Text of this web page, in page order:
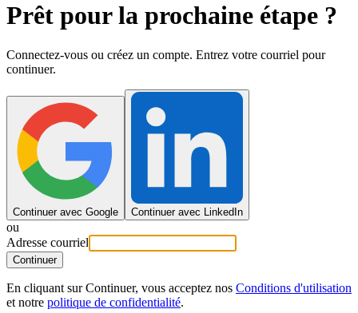
Prêt pour la prochaine étape ?
Connectez-vous ou créez un compte. Entrez votre courriel pour
continuer.
Continuer avec Google Continuer avec LinkedIn
ou
Adresse courriel
Continuer
En cliquant sur Continuer, vous acceptez nos Conditions d'utilisation
et notre politique de confidentialité.